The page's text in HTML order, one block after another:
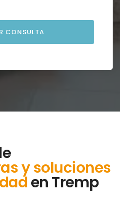
y soluciones
en Tremp